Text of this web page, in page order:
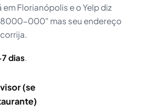
Florianópolis e o Yelp diz
000" mas seu endereço
dias.
(se